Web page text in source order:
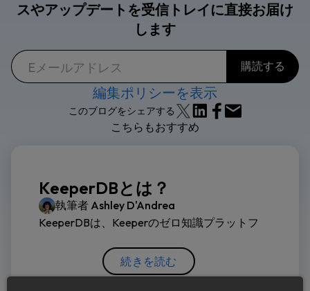
スやアップデートを受信トレイに直接お届け
します
編集ポリシーを表示
このブログをシェアする
こちらもおすすめ
KeeperDBとは？
執筆者 Ashley D'Andrea
KeeperDBは、Keeperのゼロ知識プラットフ
続きを読む